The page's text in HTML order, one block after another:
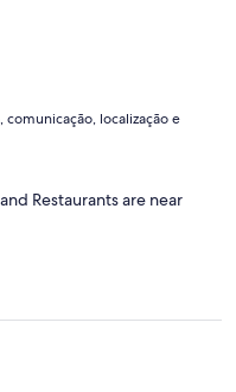
localização e
Restaurants are near